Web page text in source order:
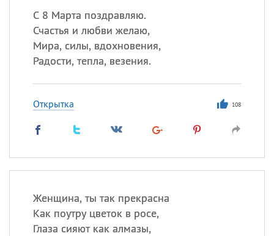
С 8 Марта поздравляю.
Счастья и любви желаю,
Мира, силы, вдохновения,
Радости, тепла, везения.
Открытка 108
Женщина, ты так прекрасна
Как поутру цветок в росе,
Глаза сияют как алмазы,